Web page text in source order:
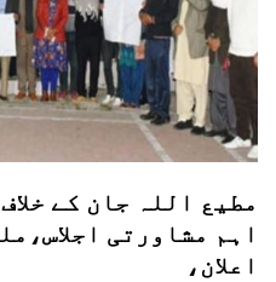
مطیع اللہ جان کے
اہم مشاورتی
اعلان،